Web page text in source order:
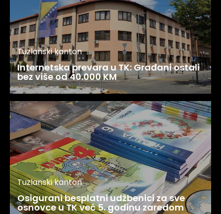
Tuzlanski kanton
Internetska prevara u TK: Građani ostali
bez više od 40.000 KM
Tuzlanski kanton
Osigurani besplatni udžbenici za sve
osnovce u TK već 5. godinu zaredom